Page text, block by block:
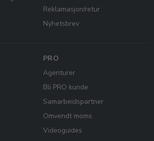
Reklamasjon/retur
Nyhetsbrev
PRO
Agenturer
Bli PRO kunde
Samarbeidspartner
Omvendt moms
Videoguides